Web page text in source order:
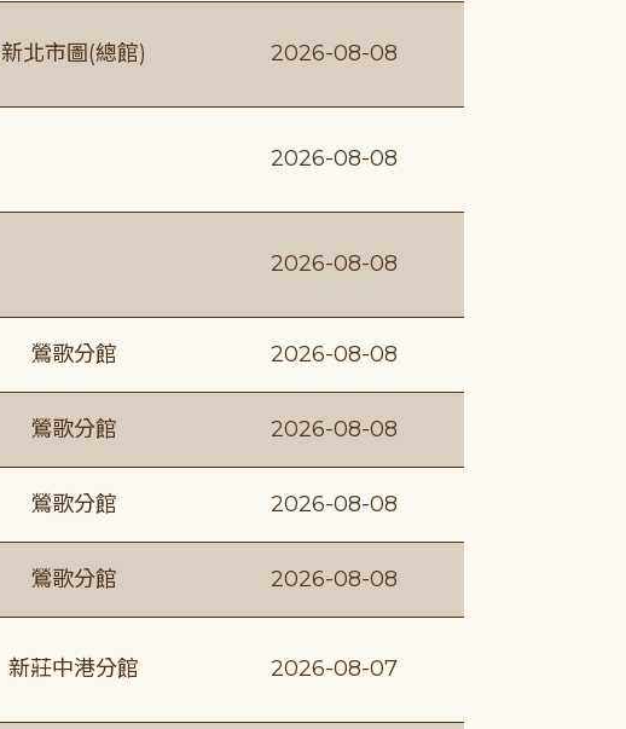
新北市圖(總館) 2026-08-08
2026-08-08
2026-08-08
鶯歌分館 2026-08-08
鶯歌分館 2026-08-08
鶯歌分館 2026-08-08
鶯歌分館 2026-08-08
新莊中港分館 2026-08-07